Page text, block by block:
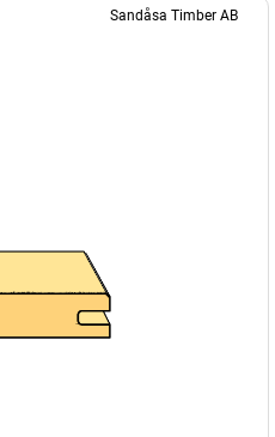
Sandåsa Timber AB